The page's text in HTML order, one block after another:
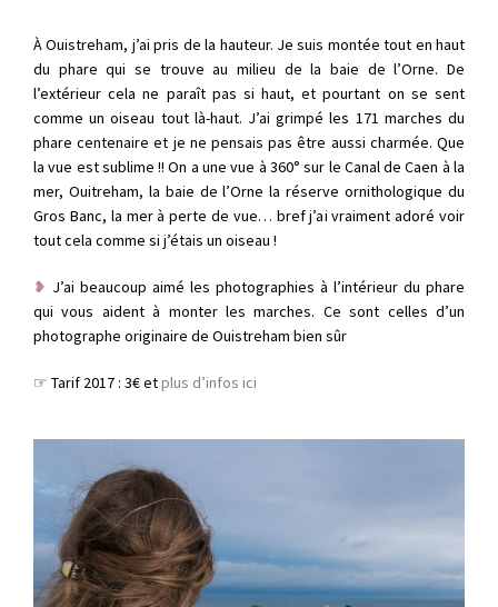
À Ouistreham, j’ai pris de la hauteur. Je suis montée tout en haut
du phare qui se trouve au milieu de la baie de l’Orne. De
l’extérieur cela ne paraît pas si haut, et pourtant on se sent
comme un oiseau tout là-haut. J’ai grimpé les 171 marches du
phare centenaire et je ne pensais pas être aussi charmée. Que
la vue est sublime !! On a une vue à 360° sur le Canal de Caen à la
mer, Ouitreham, la baie de l’Orne la réserve ornithologique du
Gros Banc, la mer à perte de vue… bref j’ai vraiment adoré voir
tout cela comme si j’étais un oiseau !
❥ J’ai beaucoup aimé les photographies à l’intérieur du phare
qui vous aident à monter les marches. Ce sont celles d’un
photographe originaire de Ouistreham bien sûr
☞ Tarif 2017 : 3€ etplus d’infos ici